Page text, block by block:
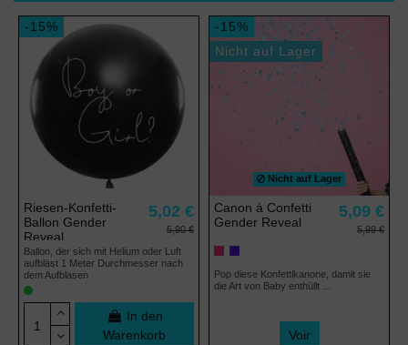
-15%
Riesen-Konfetti-
Ballon Gender
Reveal
5,02 €
5,90 €
Ballon, der sich mit Helium oder Luft
aufbläst 1 Meter Durchmesser nach
dem Aufblasen
In den
Warenkorb
-15%
Nicht auf Lager
Nicht auf Lager
Canon à Confetti
Gender Reveal
5,09 €
5,99 €
Pop diese Konfettikanone, damit sie
die Art von Baby enthüllt ...
Voir